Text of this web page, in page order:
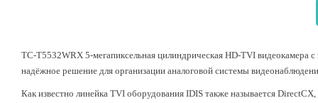
TC-T5532WRX 5-мегапиксельная цилиндрическая HD-TVI
надёжное решение для организации аналоговой системы
Как известно линейка TVI оборудования IDIS также называется